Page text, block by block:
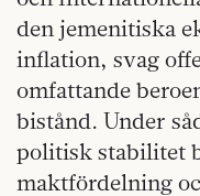
den jemenitiska
inflation, svag
omfattande
bistånd. Under
politisk stabilitet
maktfördelning